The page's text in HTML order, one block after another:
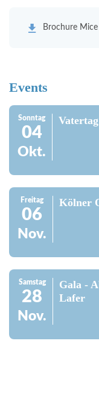
Brochure Mice
Events
Sonntag
04
Okt.
Vatertag
Freitag
06
Nov.
Kölner
Samstag
28
Nov.
Gala -
Lafer